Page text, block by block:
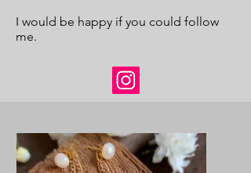
I would be happy if you could follow
me.